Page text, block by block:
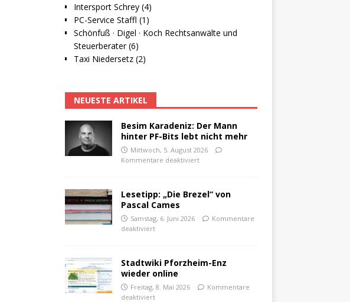
Intersport Schrey (4)
PC-Service Staffl (1)
Schönfuß · Digel · Koch Rechtsanwälte und
Steuerberater (6)
Taxi Niedersetz (2)
NEUESTE ARTIKEL
Besim Karadeniz: Der Mann
hinter PF-Bits lebt nicht mehr
Mittwoch, 5. August 2026
Kommentare deaktiviert
Lesetipp: „Die Brezel“ von
Pascal Cames
Samstag, 6. Juni 2026
Kommentare
deaktiviert
Stadtwiki Pforzheim-Enz
wieder online
Freitag, 8. Mai 2026
Kommentare
deaktiviert